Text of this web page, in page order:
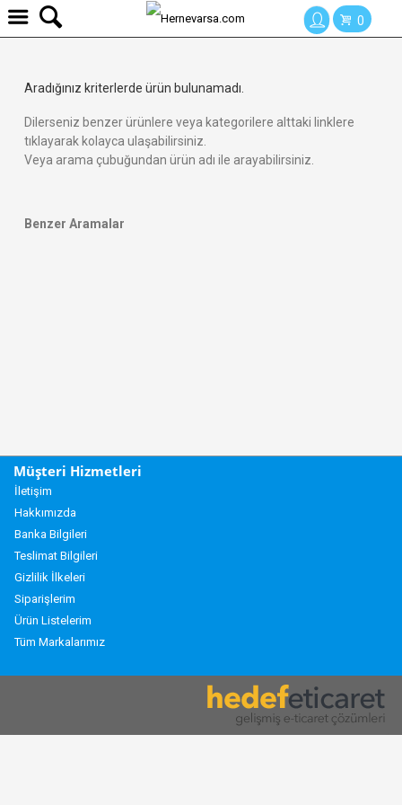
0
Aradığınız kriterlerde ürün bulunamadı.
Dilerseniz benzer ürünlere veya kategorilere alttaki linklere
tıklayarak kolayca ulaşabilirsiniz.
Veya arama çubuğundan ürün adı ile arayabilirsiniz.
Benzer Aramalar
Müşteri Hizmetleri
İletişim
Hakkımızda
Banka Bilgileri
Teslimat Bilgileri
Gizlilik İlkeleri
Siparişlerim
Ürün Listelerim
Tüm Markalarımız